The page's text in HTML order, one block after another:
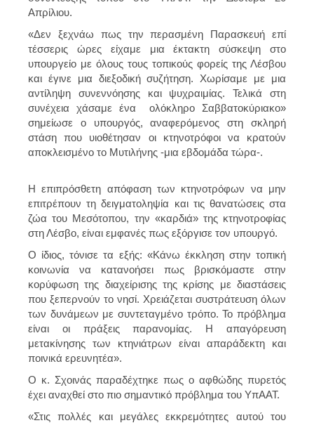
Απρίλιου.
«Δεν ξεχνάω πως την περασμένη Παρασκευή επί
τέσσερις ώρες είχαμε μια έκτακτη σύσκεψη στο
υπουργείο με όλους τους τοπικούς φορείς της Λέσβου
και έγινε μια διεξοδική συζήτηση. Χωρίσαμε με μια
αντίληψη συνεννόησης και ψυχραιμίας. Τελικά στη
συνέχεια χάσαμε ένα ολόκληρο Σαββατοκύριακο»
σημείωσε ο υπουργός, αναφερόμενος στη σκληρή
στάση που υιοθέτησαν οι κτηνοτρόφοι να κρατούν
αποκλεισμένο το Μυτιλήνης -μια εβδομάδα τώρα-.
Η επιπρόσθετη απόφαση των κτηνοτρόφων να μην
επιτρέπουν τη δειγματοληψία και τις θανατώσεις στα
ζώα του Μεσότοπου, την «καρδιά» της κτηνοτροφίας
στη Λέσβο, είναι εμφανές πως εξόργισε τον υπουργό.
Ο ίδιος, τόνισε τα εξής: «Κάνω έκκληση στην τοπική
κοινωνία να κατανοήσει πως βρισκόμαστε στην
κορύφωση της διαχείρισης της κρίσης με διαστάσεις
που ξεπερνούν το νησί. Χρειάζεται συστράτευση όλων
των δυνάμεων με συντεταγμένο τρόπο. Το πρόβλημα
είναι οι πράξεις παρανομίας. Η απαγόρευση
μετακίνησης των κτηνιάτρων είναι απαράδεκτη και
ποινικά ερευνητέα».
Ο κ. Σχοινάς παραδέχτηκε πως ο αφθώδης πυρετός
έχει αναχθεί στο πιο σημαντικό πρόβλημα του ΥπΑΑΤ.
«Στις πολλές και μεγάλες εκκρεμότητες αυτού του